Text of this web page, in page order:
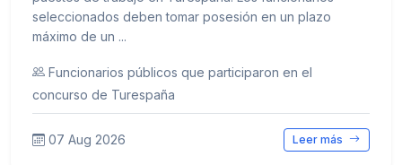
seleccionados deben tomar posesión en un plazo
máximo de un ...
Funcionarios públicos que participaron en el
concurso de Turespaña
07 Aug 2026 Leer más